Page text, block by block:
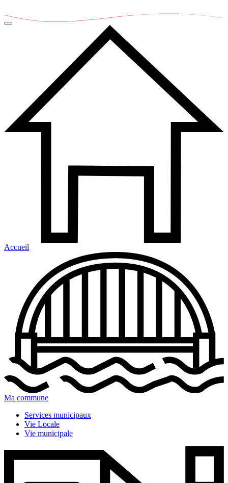
Accueil
Ma commune
Services municipaux
Vie Locale
Vie municipale